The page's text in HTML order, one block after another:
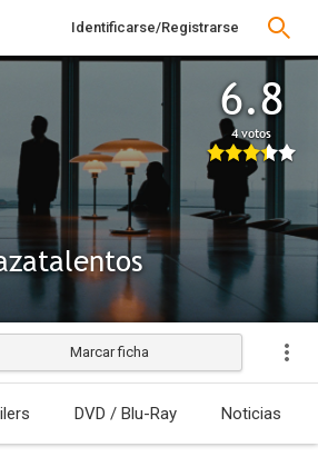
Identificarse/Registrarse
6.8
4 votos
Estrenada
Marcar ficha
DVD / Blu-Ray Noticias